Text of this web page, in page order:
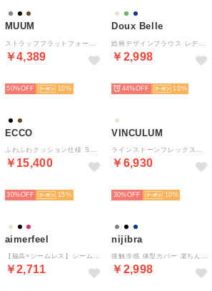
MUUM
￥4,389
50%
10
Doux Belle
￥2,998
44%
10
ECCO
ふわふわクッション仕様 SOFT SANDAL W レディース 本革 コンフォートオープントゥサンダル （CASHMERE/LION）
￥15,400
30%
15
VINCULUM
ラインストーンフレックスソールサンダル （ベージュ）
￥6,930
30%
10
aimerfeel
【脇高×シームレス】シームレス バーレスク脇高ブラ(R) 単品ブラジャー / ワイヤーブラジャー 補整下着 脇高ブラ 脇高設計 脇高谷間 ワイヤー脇高（PI11-ベビーベージュ）
￥2,711
nijibra
接触冷感 体型カバー 楽ちん きれいに見え 2タックワイドスラックス ワイドパンツ ウエストゴム ハイウエスト 美脚パンツ 足長効果 大きいサイズ オフィス パンツ ズボン 夏 吸汗速乾 韓国 冷感パ （ダークグレー）
￥2,998